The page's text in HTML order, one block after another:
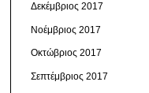
Δεκέμβριος 2017
Νοέμβριος 2017
Οκτώβριος 2017
Σεπτέμβριος 2017